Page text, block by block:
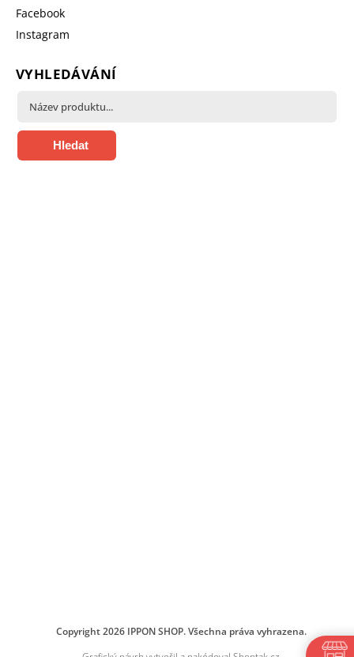
Facebook
Instagram
VYHLEDÁVÁNÍ
Hledat
Copyright 2026 IPPON SHOP. Všechna práva vyhrazena.